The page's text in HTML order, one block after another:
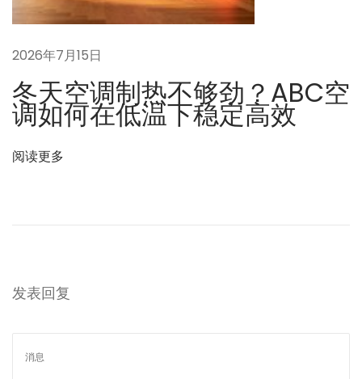
A
·
国
环
大
2026年7月15日
冬天空调制热不够劲？ABC空
调如何在低温下稳定高效
阅读更多
发表回复